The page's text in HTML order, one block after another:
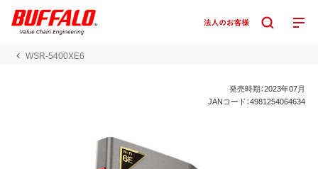
WSR-5400XE6
発売時期：2023年07月
JANコード：4981254064634